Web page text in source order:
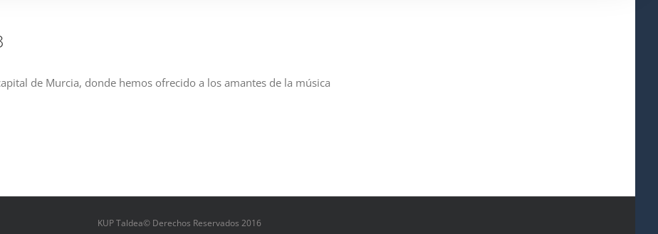
de Murcia, donde hemos ofrecido a los amantes de la música
KUP Taldea© Derechos Reservados 2016